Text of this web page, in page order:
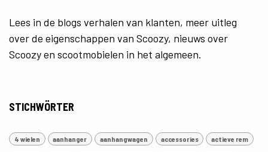
Lees in de blogs verhalen van klanten, meer uitleg
over de eigenschappen van Scoozy, nieuws over
Scoozy en scootmobielen in het algemeen.
STICHWÖRTER
4 wielen aanhanger aanhangwagen accessories actieve rem